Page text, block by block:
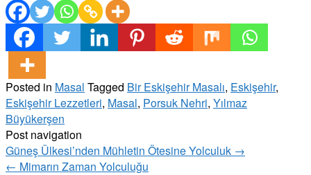
Posted in Masal Tagged Bir Eskişehir Masalı, Eskişehir,
Eskişehir Lezzetleri, Masal, Porsuk Nehri, Yılmaz
Büyükerşen
Post navigation
Güneş Ülkesi’nden Mühletin Ötesine Yolculuk →
← Mimarın Zaman Yolculuğu